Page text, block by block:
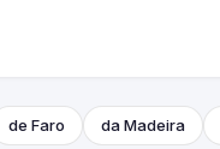
de Faro da Madeira